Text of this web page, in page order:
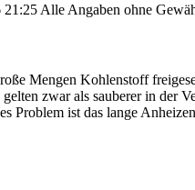
Alle Angaben ohne
Mengen Kohlenstoff
zwar als sauberer in der
ist das lange